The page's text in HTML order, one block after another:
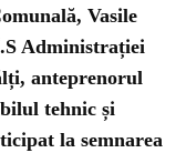
Vasile
Administrației
anteprenorul
tehnic și
la semnarea